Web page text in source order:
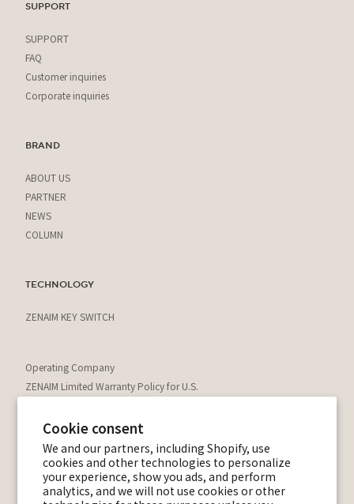
Cookie consent
We and our partners, including Shopify, use
cookies and other technologies to personalize
your experience, show you ads, and perform
analytics, and we will not use cookies or other
SUPPORT
SUPPORT
FAQ
Customer inquiries
Corporate inquiries
BRAND
ABOUT US
PARTNER
NEWS
COLUMN
TECHNOLOGY
ZENAIM KEY SWITCH
Operating Company
ZENAIM Limited Warranty Policy for U.S.
Return/Refund Policy
Privacy Policy
Terms of Use
Shipping Policy
Shopping Guide